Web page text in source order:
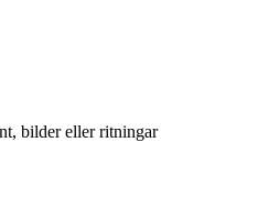
bilder eller ritningar